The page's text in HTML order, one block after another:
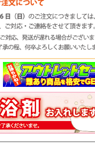
クロエさん